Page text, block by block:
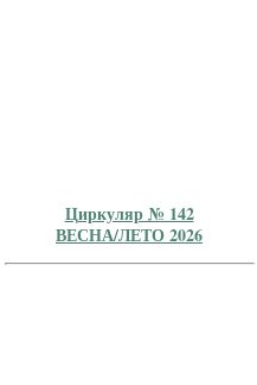
Циркуляр № 142
ВЕСНА/ЛЕТО 2026